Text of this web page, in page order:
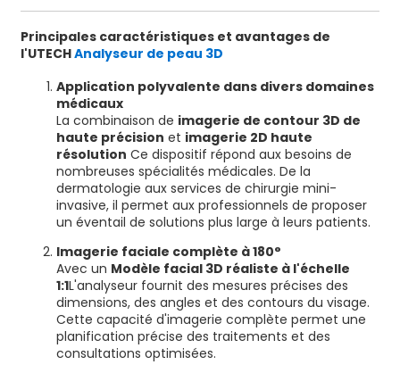
Principales caractéristiques et avantages de
l'UTECHAnalyseur de peau 3D
Application polyvalente dans divers domaines
médicaux
La combinaison de imagerie de contour 3D de
haute précision et imagerie 2D haute
résolution Ce dispositif répond aux besoins de
nombreuses spécialités médicales. De la
dermatologie aux services de chirurgie mini-
invasive, il permet aux professionnels de proposer
un éventail de solutions plus large à leurs patients.
Imagerie faciale complète à 180°
Avec un Modèle facial 3D réaliste à l'échelle
1:1L'analyseur fournit des mesures précises des
dimensions, des angles et des contours du visage.
Cette capacité d'imagerie complète permet une
planification précise des traitements et des
consultations optimisées.